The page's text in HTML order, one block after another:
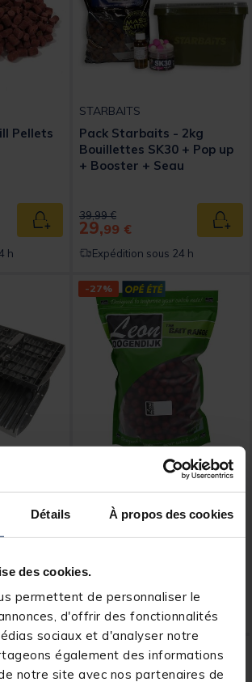
Détails À propos des cookies
des cookies.
permettent de personnaliser le
d'offrir des fonctionnalités
sociaux et d'analyser notre
également des informations
notre site avec nos partenaires de
Pellets
5 Customer Rating
Ajouter au panier
h
STARBAITS
Pack Starbaits - 2kg
Bouillettes SK30 + Pop up
+ Booster + Seau
Price reduced from
39,99 €to
29,99 €
Expédition sous 24 h
team
h
-27%
Bouillettes Hoogendijk
Crab N°1 Special 5kg
Procatcher Fusion Boilies
Price reduced from
54,99 €
39,
Expédition sous 24 h